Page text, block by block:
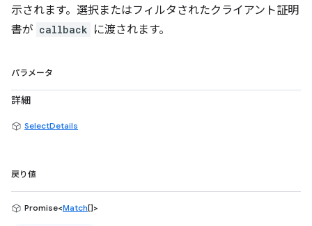
示されます。選択またはフィルタされたクライアント証明
書が callback に渡されます。
パラメータ
詳細
SelectDetails
戻り値
Promise<Match[]>